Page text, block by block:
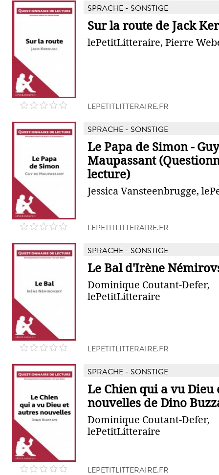
SPRACHE - SONSTIGE
Sur la route de Jack
lePetitLitteraire, Pierre
LEPETITLITTERAIRE.FR
SPRACHE - SONSTIGE
Le Papa de Simon -
Maupassant
lecture)
Jessica Vansteenbrugge,
LEPETITLITTERAIRE.FR
SPRACHE - SONSTIGE
Le Bal d'Irène
Dominique Coutant-Defer,
lePetitLitteraire
LEPETITLITTERAIRE.FR
SPRACHE - SONSTIGE
Le Chien qui a vu Dieu
nouvelles de Dino
Dominique Coutant-Defer,
lePetitLitteraire
LEPETITLITTERAIRE.FR